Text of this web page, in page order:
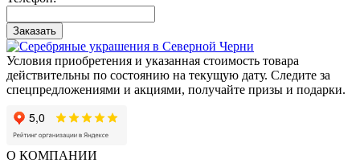
Заказать
Условия приобретения и указанная стоимость товара
действительны по состоянию на текущую дату. Следите за
спецпредложениями и акциями, получайте призы и подарки.
О КОМПАНИИ